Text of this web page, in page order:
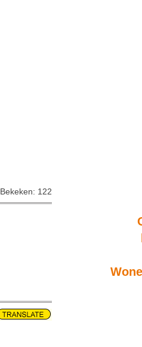
Bekeken: 122